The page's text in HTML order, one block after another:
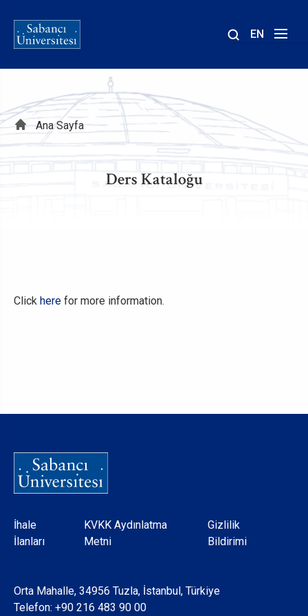
EN
Sayfa
yolu
Ana Sayfa
Ders Kataloğu
Click here for more information.
Dipnot
İhale
İlanları
KVKK Aydınlatma
Metni
Gizlilik
Bildirimi
Orta Mahalle, 34956 Tuzla, İstanbul, Türkiye
Telefon: +90 216 483 90 00